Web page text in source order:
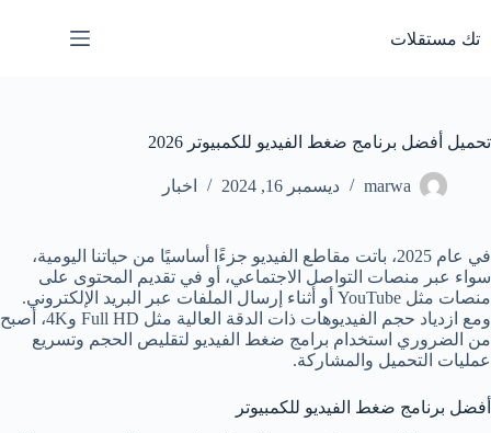
إلى
المحتوى
تك مستقلات
تحميل أفضل برنامج ضغط الفيديو للكمبيوتر 2026
marwa ديسمبر 16, 2024 اخبار
في عام 2025، باتت مقاطع الفيديو جزءًا أساسيًا من حياتنا اليومية،
سواء عبر منصات التواصل الاجتماعي، أو في تقديم المحتوى على
منصات مثل YouTube أو أثناء إرسال الملفات عبر البريد الإلكتروني.
ومع ازدياد حجم الفيديوهات ذات الدقة العالية مثل Full HD و4K، أصبح
من الضروري استخدام برامج ضغط الفيديو لتقليص الحجم وتسريع
عمليات التحميل والمشاركة.
أفضل برنامج ضغط الفيديو للكمبيوتر